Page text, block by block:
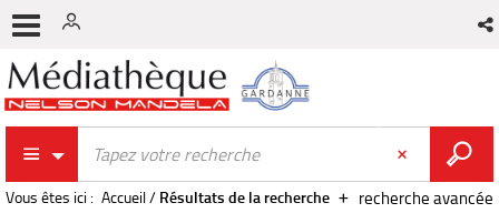
recherche avancée
Vous êtes ici : Accueil/ Résultats de la recherche